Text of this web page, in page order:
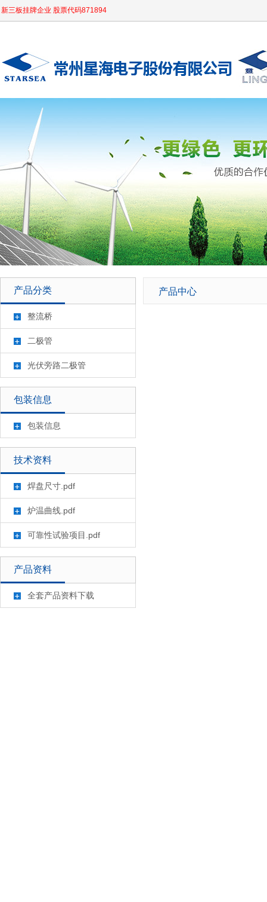
新三板挂牌企业 股票代码871894
产品分类
整流桥
二极管
光伏旁路二极管
包装信息
包装信息
技术资料
焊盘尺寸.pdf
炉温曲线.pdf
可靠性试验项目.pdf
产品资料
全套产品资料下载
产品中心